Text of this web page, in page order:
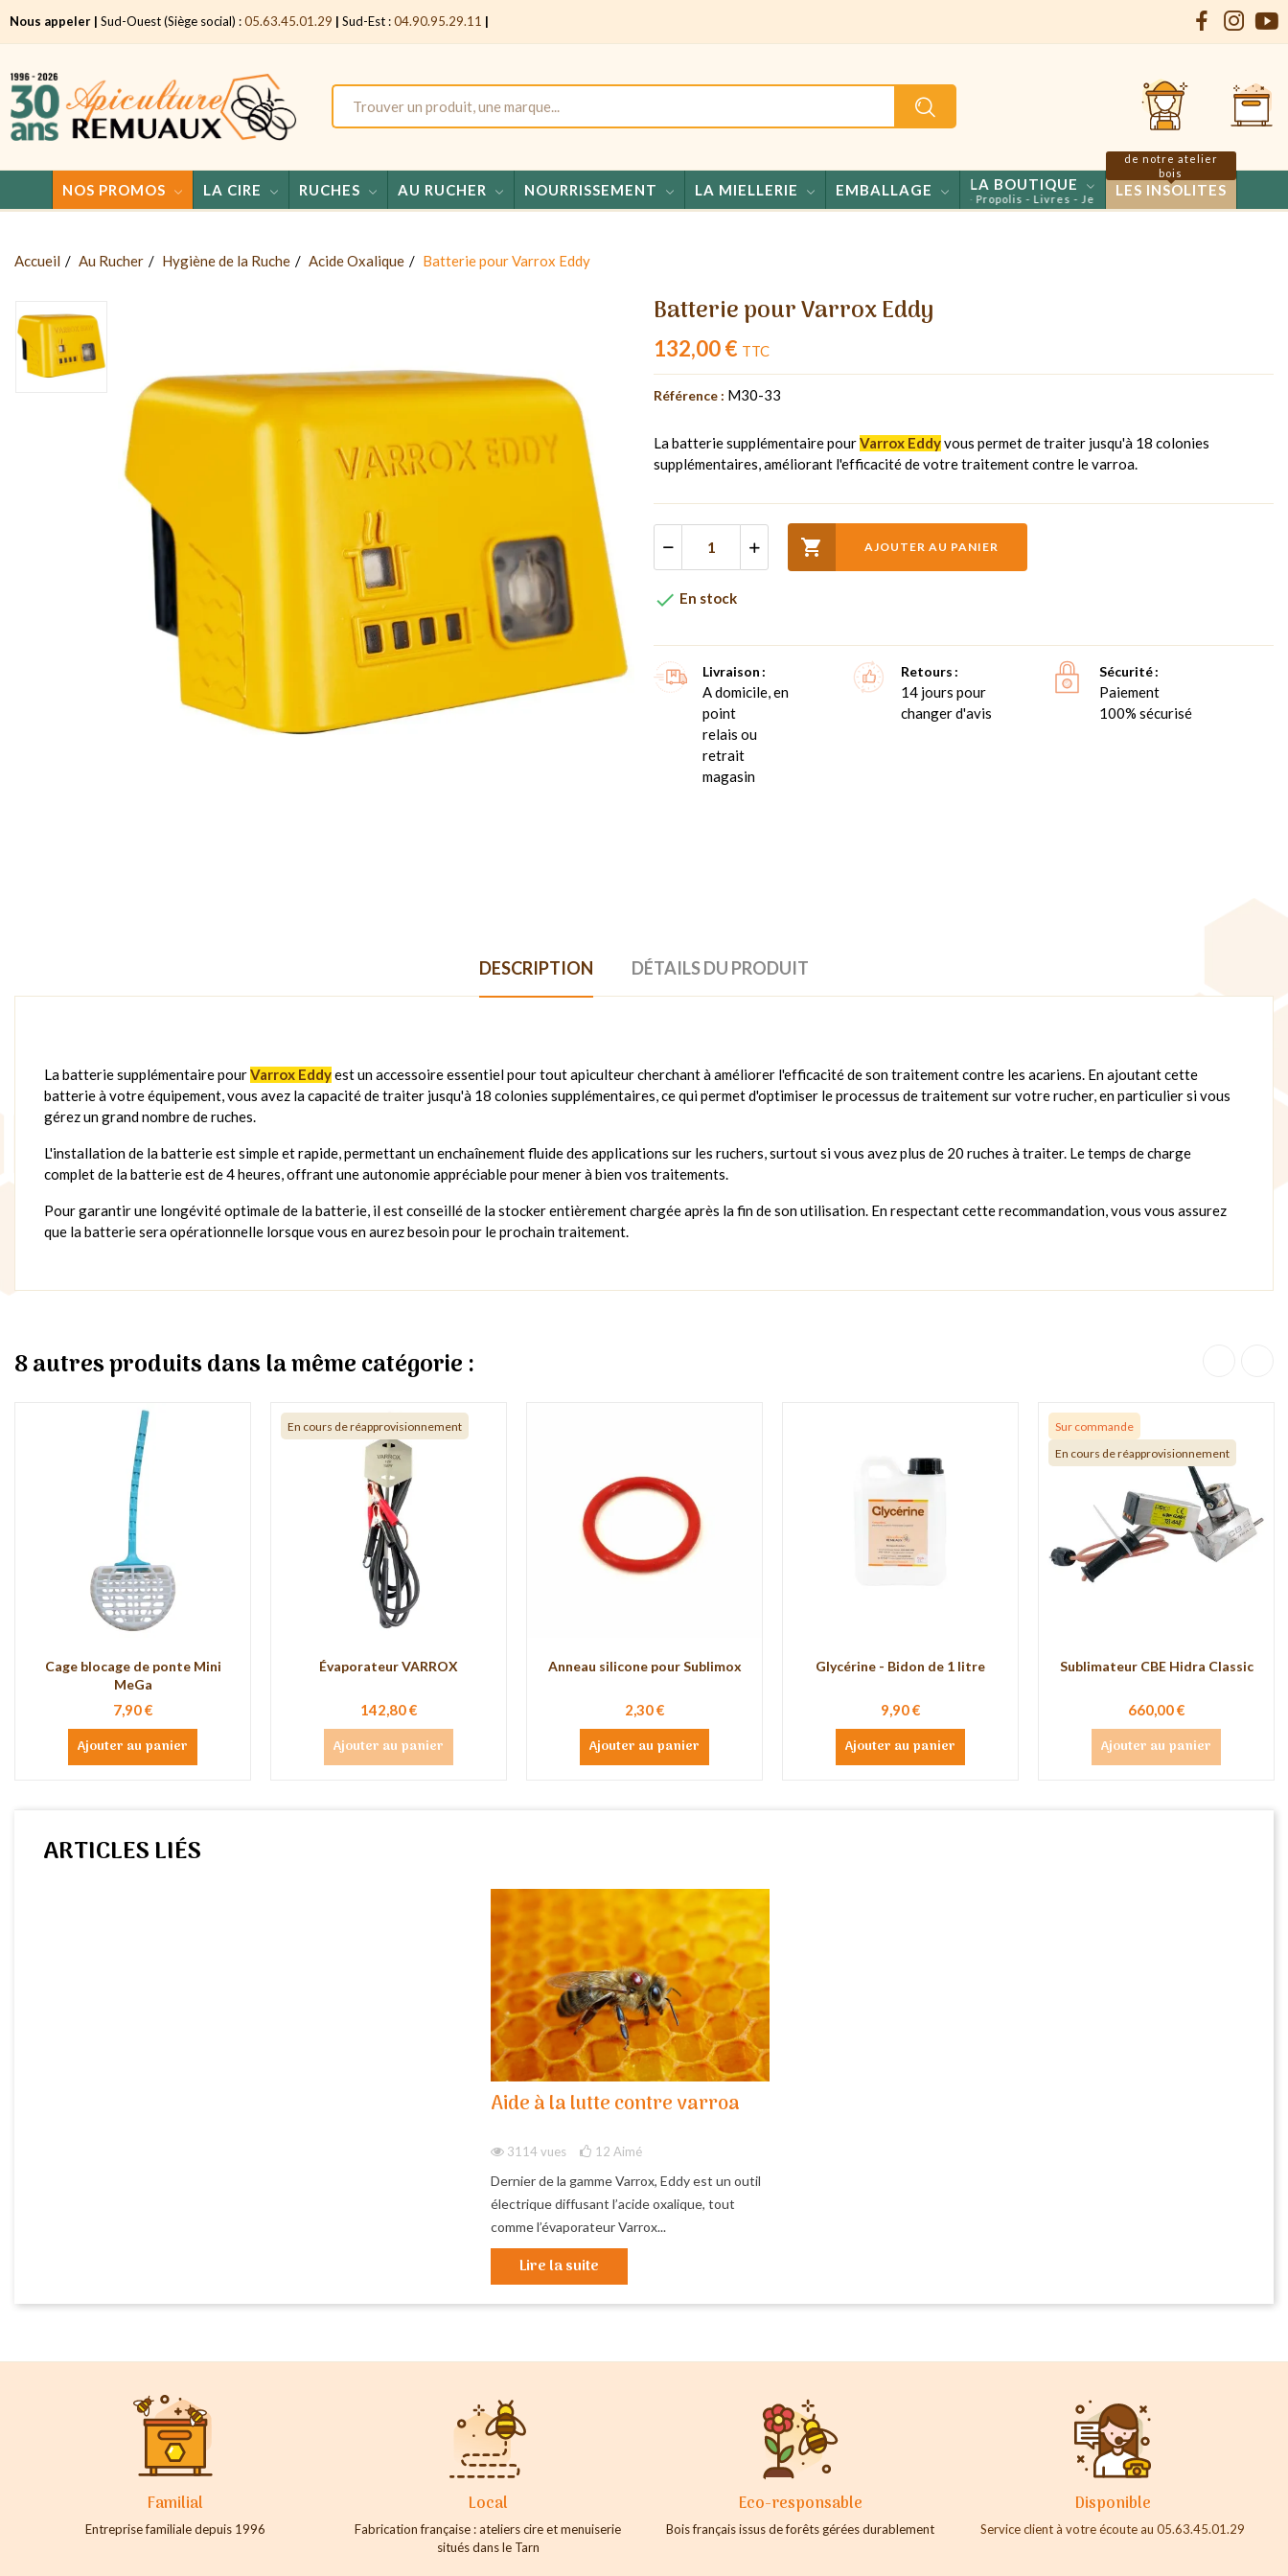
Nous appeler | Sud-Ouest (Siège social) :05.63.45.01.29 | Sud-Est :04.90.95.29.11 |
NOS PROMOS LA CIRE RUCHES AU RUCHER NOURRISSEMENT LA MIELLERIE EMBALLAGE LA BOUTIQUE
Miels - Confiseries - Propolis - Livres - Jeux
LES INSOLITES
de notre atelier
bois
Accueil Au Rucher Hygiène de la Ruche Acide Oxalique Batterie pour Varrox Eddy
Batterie pour Varrox Eddy
132,00 € TTC
Référence : M30-33
La batterie supplémentaire pourVarrox Eddyvous permet de traiter jusqu'à 18 colonies
supplémentaires, améliorant l'efficacité de votre traitement contre le varroa.
 AJOUTER AU PANIER
 En stock
Livraison
A domicile, en
point
relais ou
retrait
magasin
Retours
14 jours pour
changer d'avis
Sécurité
Paiement
100% sécurisé
DESCRIPTION DÉTAILS DU PRODUIT
La batterie supplémentaire pourVarrox Eddyest un accessoire essentiel pour tout apiculteur cherchant à améliorer l'efficacité de son traitement contre les acariens. En ajoutant cette
batterie à votre équipement, vous avez la capacité de traiter jusqu'à 18 colonies supplémentaires, ce qui permet d'optimiser le processus de traitement sur votre rucher, en particulier si vous
gérez un grand nombre de ruches.
L'installation de la batterie est simple et rapide, permettant un enchaînement fluide des applications sur les ruchers, surtout si vous avez plus de 20 ruches à traiter. Le temps de charge
complet de la batterie est de 4 heures, offrant une autonomie appréciable pour mener à bien vos traitements.
Pour garantir une longévité optimale de la batterie, il est conseillé de la stocker entièrement chargée après la fin de son utilisation. En respectant cette recommandation, vous vous assurez
que la batterie sera opérationnelle lorsque vous en aurez besoin pour le prochain traitement.
8 autres produits dans la même catégorie :
Cage blocage de ponte Mini
MeGa
7,90 €
Ajouter au panier
En cours de réapprovisionnement
Évaporateur VARROX
142,80 €
Ajouter au panier
Anneau silicone pour Sublimox
2,30 €
Ajouter au panier
Glycérine - Bidon de 1 litre
9,90 €
Ajouter au panier
Sur commande
En cours de réapprovisionnement
Sublimateur CBE Hidra Classic
660,00 €
Ajouter au panier
ARTICLES LIÉS
Aide à la lutte contre varroa
3114 vues 12 Aimé
Dernier de la gamme Varrox, Eddy est un outil
électrique diffusant l’acide oxalique, tout
comme l’évaporateur Varrox...
Lire la suite
Familial
Entreprise familiale depuis 1996
Local
Fabrication française : ateliers cire et menuiserie
situés dans le Tarn
Eco-responsable
Bois français issus de forêts gérées durablement
Disponible
Service client à votre écoute au 05.63.45.01.29